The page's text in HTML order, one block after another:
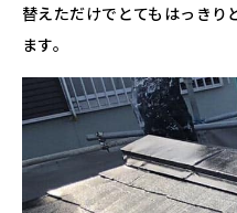
替えただけでとてもはっきり
ます。